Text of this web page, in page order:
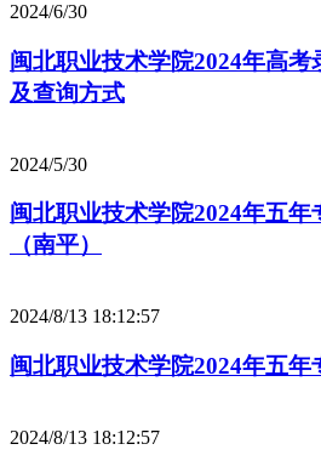
2024/6/30
闽北职业技术学院2024年高考
及查询方式
2024/5/30
闽北职业技术学院2024年五年
（南平）
2024/8/13 18:12:57
闽北职业技术学院2024年五年
2024/8/13 18:12:57